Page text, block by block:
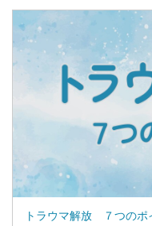
トラウマ解放 ７つのポ